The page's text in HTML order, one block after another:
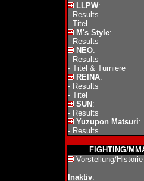
LLPW:
- Results
- Titel
M's Style:
- Results
NEO:
- Results
- Titel & Turniere
REINA:
- Results
- Titel
SUN :
- Results
Yuzupon Matsuri:
- Results
FIGHTING/
Vorstellung/Historie
Inaktiv: